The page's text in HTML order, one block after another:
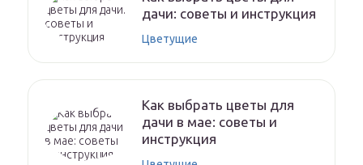
дачи: советы и инструкция
Цветущие
Как выбрать цветы для
дачи в мае: советы и
инструкция